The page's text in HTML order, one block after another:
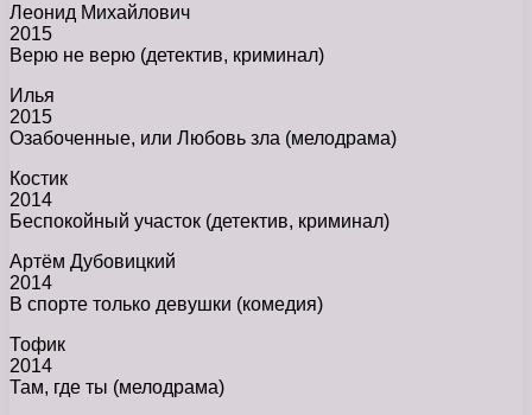
Леонид Михайлович
2015
Верю не верю (детектив, криминал)
Илья
2015
Озабоченные, или Любовь зла (мелодрама)
Костик
2014
Беспокойный участок (детектив, криминал)
Артём Дубовицкий
2014
В спорте только девушки (комедия)
Тофик
2014
Там, где ты (мелодрама)